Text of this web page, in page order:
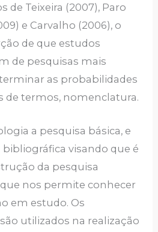
de Teixeira (2007), Paro
e Carvalho (2006), o
de que estudos
de pesquisas mais
as probabilidades
de termos, nomenclatura.
a pesquisa básica, e
visando que é
da pesquisa
nos permite conhecer
em estudo. Os
utilizados na realização